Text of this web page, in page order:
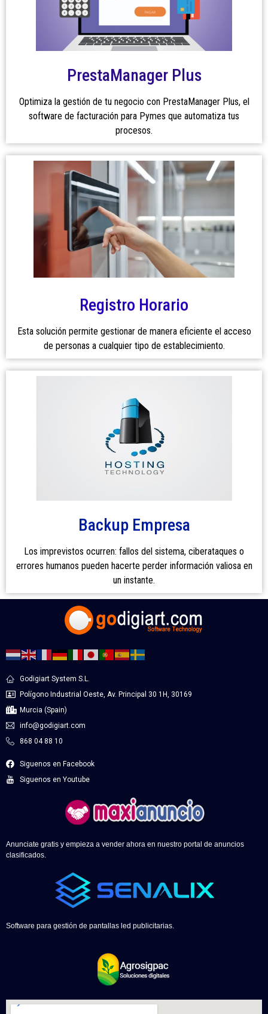
PrestaManager Plus
Optimiza la gestión de tu negocio con PrestaManager Plus, el
software de facturación para Pymes que automatiza tus
procesos.
Registro Horario
Esta solución permite gestionar de manera eficiente el acceso
de personas a cualquier tipo de establecimiento.
Backup Empresa
Los imprevistos ocurren: fallos del sistema, ciberataques o
errores humanos pueden hacerte perder información valiosa en
un instante.
Godigiart System S.L.
Polígono Industrial Oeste, Av. Principal 30 1H, 30169
Murcia (Spain)
info@godigiart.com
868 04 88 10
Siguenos en Facebook
Siguenos en Youtube
Anunciate gratis y empieza a vender ahora en nuestro portal de anuncios
clasificados.
Software para gestión de pantallas led publicitarias.